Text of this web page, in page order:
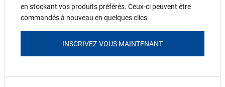
en stockant vos produits préférés. Ceux-ci peuvent être
commandés à nouveau en quelques clics.
INSCRIVEZ-VOUS MAINTENANT